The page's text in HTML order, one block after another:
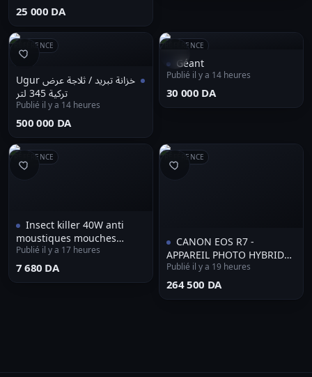
⁦25 000 DA⁩
RÉFÉRENCE
خزانة تبريد / ثلاجة عرض Ugur
تركية 345 لتر
Publié il y a 14 heures
⁦500 000 DA⁩
RÉFÉRENCE
Géant
Publié il y a 14 heures
⁦30 000 DA⁩
RÉFÉRENCE
Insect killer 40W anti
moustiques mouches
lampe moustique tigre uv
piège pest kill insectes
Publié il y a 17 heures
⁦7 680 DA⁩
RÉFÉRENCE
CANON EOS R7 -
APPAREIL PHOTO HYBRIDE
4K - WI-FI - BLUETOOTH -
32.5MP - LDC TACTILE -
Publié il y a 19 heures
⁦264 500 DA⁩